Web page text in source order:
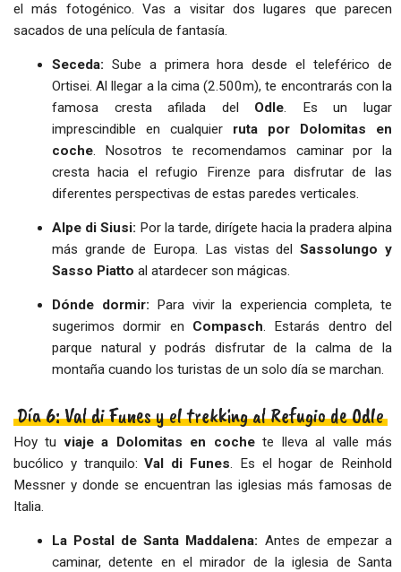
el más fotogénico. Vas a visitar dos lugares que parecen
sacados de una película de fantasía.
Seceda: Sube a primera hora desde el teleférico de
Ortisei. Al llegar a la cima (2.500m), te encontrarás con la
famosa cresta afilada del Odle. Es un lugar
imprescindible en cualquier ruta por Dolomitas en
coche. Nosotros te recomendamos caminar por la
cresta hacia el refugio Firenze para disfrutar de las
diferentes perspectivas de estas paredes verticales.
Alpe di Siusi: Por la tarde, dirígete hacia la pradera alpina
más grande de Europa. Las vistas delSassolungo y
Sasso Piatto al atardecer son mágicas.
Dónde dormir: Para vivir la experiencia completa, te
sugerimos dormir en Compasch. Estarás dentro del
parque natural y podrás disfrutar de la calma de la
montaña cuando los turistas de un solo día se marchan.
Día 6: Val di Funes y el trekking al Refugio de Odle
Hoy tuviaje a Dolomitas en cochete lleva al valle más
bucólico y tranquilo:Val di Funes. Es el hogar de Reinhold
Messner y donde se encuentran las iglesias más famosas de
Italia.
La Postal de Santa Maddalena: Antes de empezar a
caminar, detente en el mirador de la iglesia de Santa